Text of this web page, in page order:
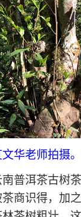
华老师拍摄。
普洱茶古树
商识得，加